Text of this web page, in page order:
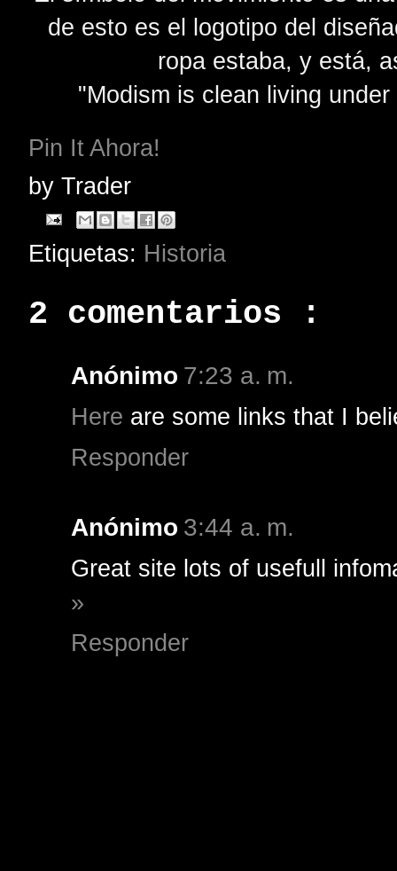
de esto es el logotipo del
ropa estaba, y está,
"Modism is clean living
Pin It Ahora!
by Trader
Etiquetas: Historia
2 comentarios :
Anónimo 7:23 a. m.
Here are some links that I
Responder
Anónimo 3:44 a. m.
Great site lots of usefull
»
Responder